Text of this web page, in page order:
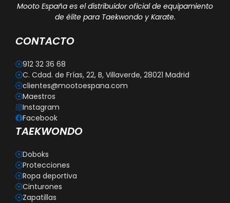
Mooto España es el distribuidor oficial de equipamiento
de élite para Taekwondo y Karate.
CONTACTO
912 32 36 68
C. Cdad. de Frías, 22, B, Villaverde, 28021 Madrid
clientes@mootoespana.com
Maestros
Instagram
Facebook
TAEKWONDO
Doboks
Protecciones
Ropa deportiva
Cinturones
Zapatillas